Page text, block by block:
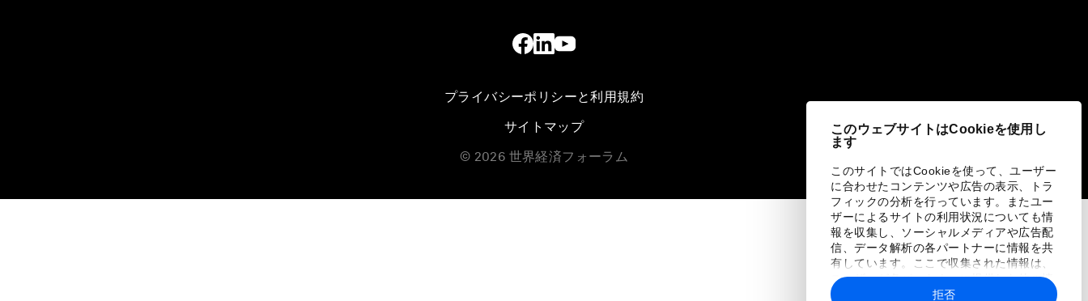
このウェブサイトはCookieを使用し
ます
このサイトではCookieを使って、ユーザー
に合わせたコンテンツや広告の表示、トラ
フィックの分析を行っています。またユー
ザーによるサイトの利用状況についても情
報を収集し、ソーシャルメディアや広告配
信、データ解析の各パートナーに情報を共
有しています。ここで収集された情報は、
ユーザーが各パートナーに提供した他の情
報や各パートナーのサービスを使用した際
拒否
プライバシーポリシーと利用規約
サイトマップ
© 2026 世界経済フォーラム